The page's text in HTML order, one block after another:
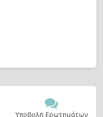
Υποβολή Ερωτημάτων